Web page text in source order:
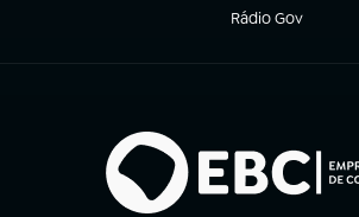
Rádio Gov
(abre em nova aba)